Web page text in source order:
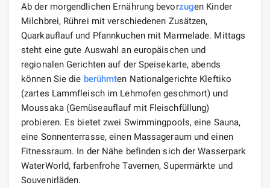
Ab der morgendlichen Ernährung bevorzugen Kinder
Milchbrei, Rührei mit verschiedenen Zusätzen,
Quarkauflauf und Pfannkuchen mit Marmelade. Mittags
steht eine gute Auswahl an europäischen und
regionalen Gerichten auf der Speisekarte, abends
können Sie die berühmten Nationalgerichte Kleftiko
(zartes Lammfleisch im Lehmofen geschmort) und
Moussaka (Gemüseauflauf mit Fleischfüllung)
probieren. Es bietet zwei Swimmingpools, eine Sauna,
eine Sonnenterrasse, einen Massageraum und einen
Fitnessraum. In der Nähe befinden sich der Wasserpark
WaterWorld, farbenfrohe Tavernen, Supermärkte und
Souvenirläden.